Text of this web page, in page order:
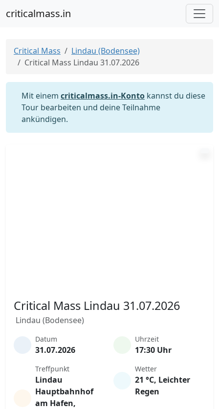
criticalmass.in
Critical Mass
Lindau (Bodensee)
Critical Mass Lindau 31.07.2026
Mit einem criticalmass.in-Konto kannst du diese
Tour bearbeiten und deine Teilnahme
ankündigen.
Critical Mass Lindau 31.07.2026
Lindau (Bodensee)
Datum
31.07.2026
Uhrzeit
17:30 Uhr
Treffpunkt
Lindau
Hauptbahnhof
am Hafen,
Wetter
21 °C, Leichter
Regen